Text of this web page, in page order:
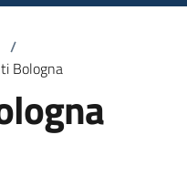
/
Bologna